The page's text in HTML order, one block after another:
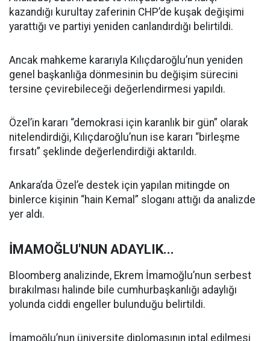
kazandığı kurultay zaferinin CHP’de kuşak değişimi
yarattığı ve partiyi yeniden canlandırdığı belirtildi.
Ancak mahkeme kararıyla Kılıçdaroğlu’nun yeniden
genel başkanlığa dönmesinin bu değişim sürecini
tersine çevirebileceği değerlendirmesi yapıldı.
Özel’in kararı “demokrasi için karanlık bir gün” olarak
nitelendirdiği, Kılıçdaroğlu’nun ise kararı “birleşme
fırsatı” şeklinde değerlendirdiği aktarıldı.
Ankara’da Özel’e destek için yapılan mitingde on
binlerce kişinin “hain Kemal” sloganı attığı da analizde
yer aldı.
İMAMOĞLU'NUN ADAYLIK...
Bloomberg analizinde, Ekrem İmamoğlu’nun serbest
bırakılması halinde bile cumhurbaşkanlığı adaylığı
yolunda ciddi engeller bulunduğu belirtildi.
İmamoğlu’nun üniversite diplomasının iptal edilmesi